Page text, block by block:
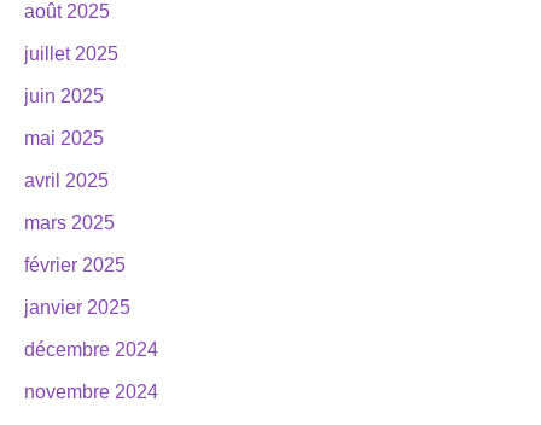
août 2025
juillet 2025
juin 2025
mai 2025
avril 2025
mars 2025
février 2025
janvier 2025
décembre 2024
novembre 2024